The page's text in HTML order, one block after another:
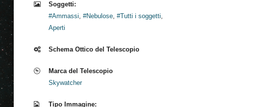
Soggetti:
#Ammassi, #Nebulose, #Tutti i soggetti,
Aperti
Schema Ottico del Telescopio
Marca del Telescopio
Skywatcher
Tipo Immagine: